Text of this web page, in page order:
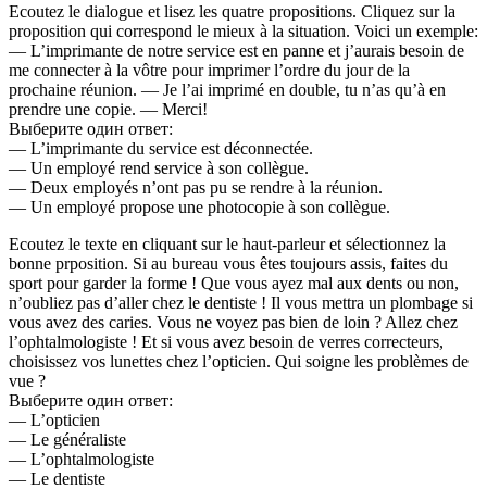
Ecoutez le dialogue et lisez les quatre propositions. Cliquez sur la
proposition qui correspond le mieux à la situation. Voici un exemple:
— L’imprimante de notre service est en panne et j’aurais besoin de
me connecter à la vôtre pour imprimer l’ordre du jour de la
prochaine réunion. — Je l’ai imprimé en double, tu n’as qu’à en
prendre une copie. — Merci!
Выберите один ответ:
— L’imprimante du service est déconnectée.
— Un employé rend service à son collègue.
— Deux employés n’ont pas pu se rendre à la réunion.
— Un employé propose une photocopie à son collègue.
Ecoutez le texte en cliquant sur le haut-parleur et sélectionnez la
bonne prposition. Si au bureau vous êtes toujours assis, faites du
sport pour garder la forme ! Que vous ayez mal aux dents ou non,
n’oubliez pas d’aller chez le dentiste ! Il vous mettra un plombage si
vous avez des caries. Vous ne voyez pas bien de loin ? Allez chez
l’ophtalmologiste ! Et si vous avez besoin de verres correcteurs,
choisissez vos lunettes chez l’opticien. Qui soigne les problèmes de
vue ?
Выберите один ответ:
— L’opticien
— Le généraliste
— L’ophtalmologiste
— Le dentiste